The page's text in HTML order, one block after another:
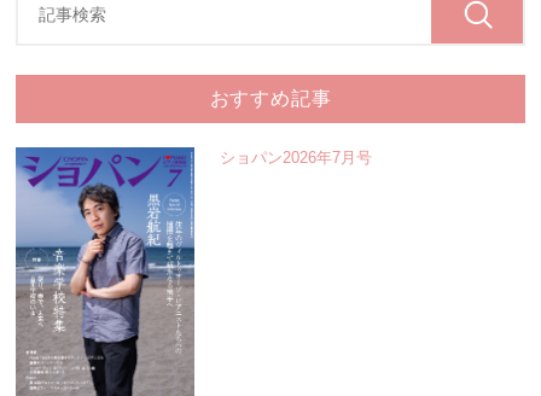
おすすめ記事
ショパン2026年7月号